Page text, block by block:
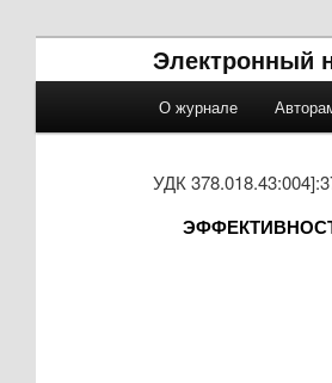
Электронный
Skip to primary
Skip to secondary
О журнале
УДК